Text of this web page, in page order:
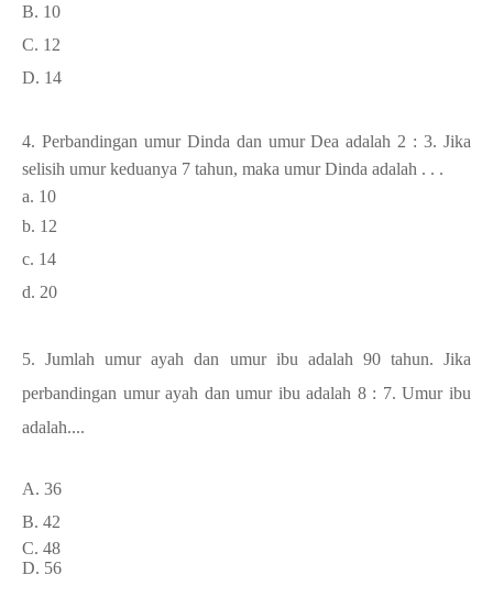
B. 10
C. 12
D. 14
4. Perbandingan umur Dinda dan umur Dea adalah 2 : 3. Jika
selisih umur keduanya 7 tahun, maka umur Dinda adalah . . .
a. 10
b. 12
c. 14
d. 20
5.Jumlah umur ayah dan umur ibu adalah 90 tahun. Jika
perbandingan umur ayah dan umur ibu adalah 8 : 7. Umur ibu
adalah....
A. 36
B. 42
C. 48
D. 56